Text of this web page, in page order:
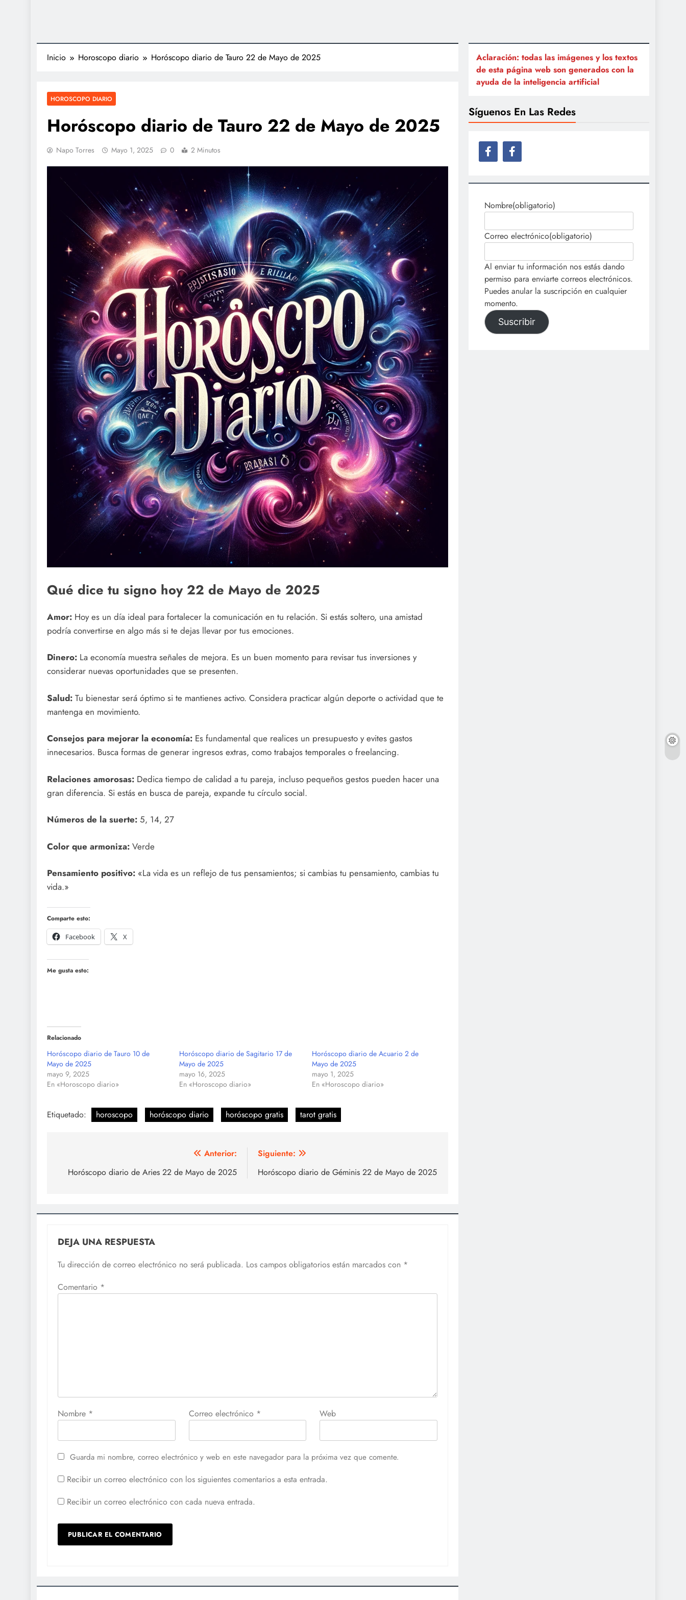
Inicio Horoscopo diario Horóscopo diario de Tauro 22 de Mayo de 2025
HOROSCOPO DIARIO
Horóscopo diario de Tauro 22 de Mayo de 2025
Napo Torres Mayo 1, 2025 0 2 Minutos
Qué dice tu signo hoy 22 de Mayo de 2025
Amor: Hoy es un día ideal para fortalecer la comunicación en tu relación. Si estás soltero, una amistad
podría convertirse en algo más si te dejas llevar por tus emociones.
Dinero: La economía muestra señales de mejora. Es un buen momento para revisar tus inversiones y
considerar nuevas oportunidades que se presenten.
Salud: Tu bienestar será óptimo si te mantienes activo. Considera practicar algún deporte o actividad que te
mantenga en movimiento.
Consejos para mejorar la economía: Es fundamental que realices un presupuesto y evites gastos
innecesarios. Busca formas de generar ingresos extras, como trabajos temporales o freelancing.
Relaciones amorosas: Dedica tiempo de calidad a tu pareja, incluso pequeños gestos pueden hacer una
gran diferencia. Si estás en busca de pareja, expande tu círculo social.
Números de la suerte: 5, 14, 27
Color que armoniza: Verde
Pensamiento positivo: «La vida es un reflejo de tus pensamientos; si cambias tu pensamiento, cambias tu
vida.»
Comparte esto:
Facebook
X
Me gusta esto:
Relacionado
Horóscopo diario de Tauro 10 de
Mayo de 2025
mayo 9, 2025
En «Horoscopo diario»
Horóscopo diario de Sagitario 17 de
Mayo de 2025
mayo 16, 2025
En «Horoscopo diario»
Horóscopo diario de Acuario 2 de
Mayo de 2025
mayo 1, 2025
En «Horoscopo diario»
Etiquetado: horoscopo horóscopo diario horóscopo gratis tarot gratis
de
Anterior:
Horóscopo diario de Aries 22 de Mayo de 2025
Siguiente:
Horóscopo diario de Géminis 22 de Mayo de 2025
DEJA UNA RESPUESTA
Tu dirección de correo electrónico no será publicada. Los campos obligatorios están marcados con *
Comentario *
Nombre * Correo electrónico * Web
Guarda mi nombre, correo electrónico y web en este navegador para la próxima vez que comente.
Recibir un correo electrónico con los siguientes comentarios a esta entrada.
Recibir un correo electrónico con cada nueva entrada.
Aclaración: todas las imágenes y los textos
de esta página web son generados con la
ayuda de la inteligencia artificial
Síguenos En Las Redes
Nombre(obligatorio)
Correo electrónico(obligatorio)
Al enviar tu información nos estás dando
permiso para enviarte correos electrónicos.
Puedes anular la suscripción en cualquier
momento.
Suscribir